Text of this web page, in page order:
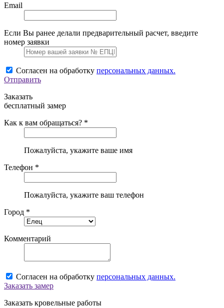
Email
Если Вы ранее делали предварительный расчет, введите
номер заявки
Согласен на обработку персональных данных.
Отправить
Заказать
бесплатный замер
Как к вам обращаться? *
Пожалуйста, укажите ваше имя
Телефон *
Пожалуйста, укажите ваш телефон
Город *
Комментарий
Согласен на обработку персональных данных.
Заказать замер
Заказать кровельные работы